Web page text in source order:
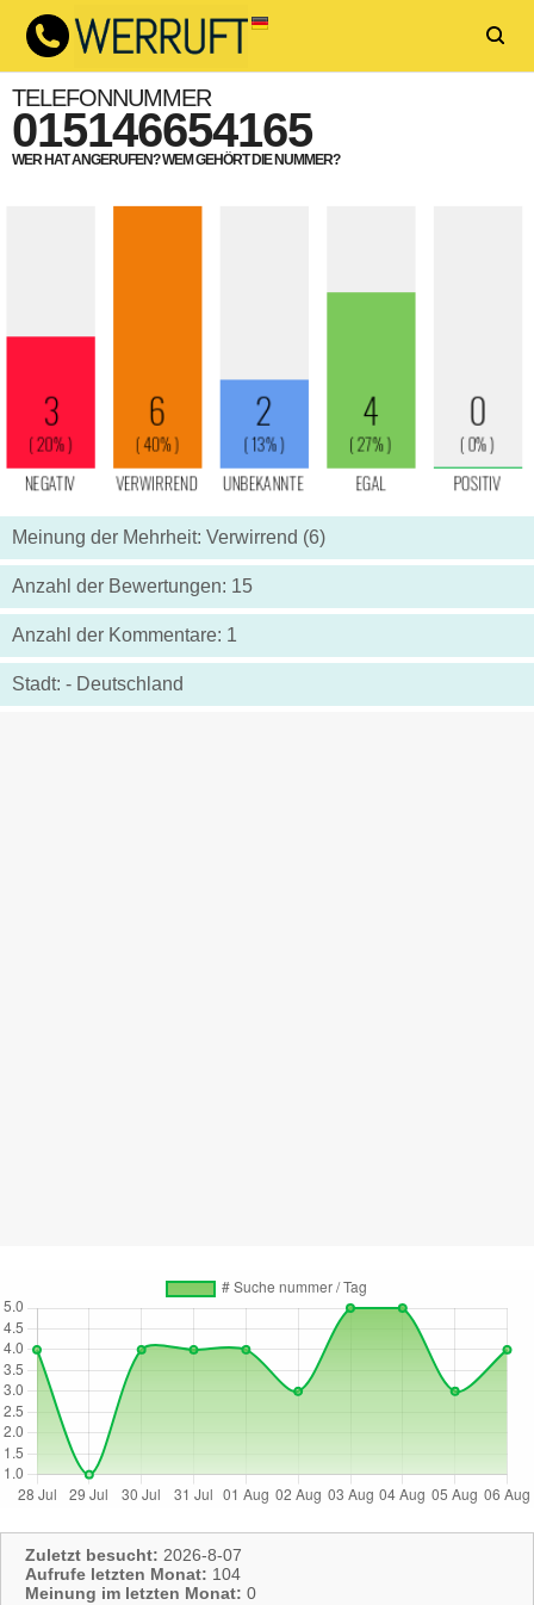
TELEFONNUMMER
015146654165
WER HAT ANGERUFEN? WEM GEHÖRT DIE NUMMER?
Meinung der Mehrheit: Verwirrend (6)
Anzahl der Bewertungen: 15
Anzahl der Kommentare: 1
Stadt: - Deutschland
Zuletzt besucht: 2026-8-07
Aufrufe letzten Monat: 104
Meinung im letzten Monat: 0